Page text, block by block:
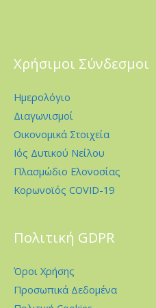
Χρήσιμοι Σύνδεσμοι
Ημερολόγιο
Διαγωνισμοί
Οικονομικά Στοιχεία
Ιός Δυτικού Νείλου
Πλασμώδιο Ελονοσίας
Κορωνοϊός COVID-19
Πολιτική GDPR
Όροι Χρήσης
Προσωπικά Δεδομένα